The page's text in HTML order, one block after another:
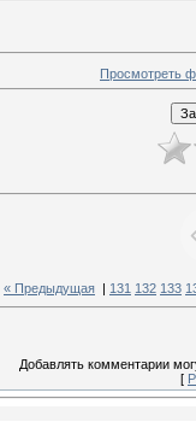
Просмотреть
« Предыдущая 131 132 133
Добавлять комментарии
[